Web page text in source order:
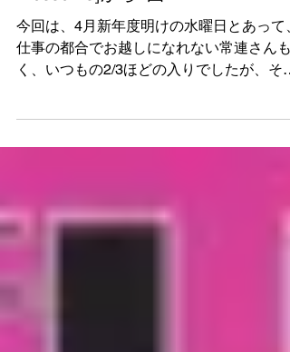
4/10 K-FUNK Live [Funky
Blossoms]から1曲
今回は、4月新年度明けの水曜日とあって
く、いつもの2/3ほどの入りでしたが、それ